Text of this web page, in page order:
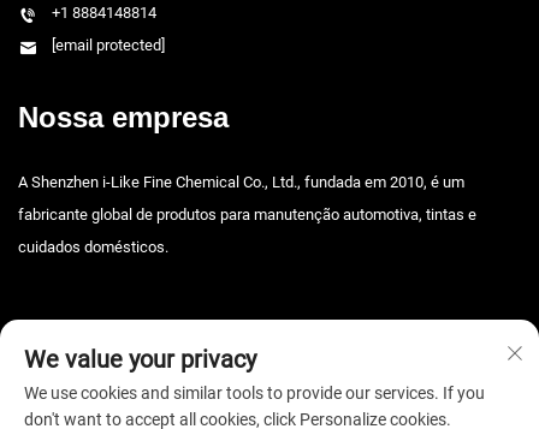
+1 8884148814
[email protected]
Nossa empresa
A Shenzhen i-Like Fine Chemical Co., Ltd., fundada em 2010, é um
fabricante global de produtos para manutenção automotiva, tintas e
cuidados domésticos.
Direitos autorais © 2025 Shenzhen i-Like Fine Chemical Co., Ltd. Todos os
We value your privacy
We use cookies and similar tools to provide our services. If you
don't want to accept all cookies, click Personalize cookies.